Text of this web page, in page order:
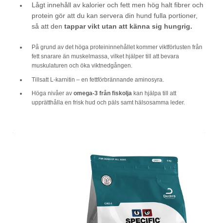
Lågt innehåll av kalorier och fett men hög halt fibrer och
protein gör att du kan servera din hund fulla portioner,
så att dentappar vikt utan att känna sig hungrig.
På grund av det höga proteininnehållet kommer viktförlusten från
fett snarare än muskelmassa, vilket hjälper till att bevara
muskulaturen och öka viktnedgången.
Tillsatt L-karnitin – en fettförbrännande aminosyra.
Höga nivåer avomega-3 från fiskolja kan hjälpa till att
upprätthålla en frisk hud och päls samt hälsosamma leder.